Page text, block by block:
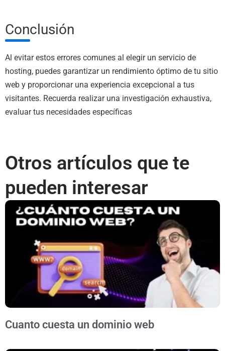
Conclusión
Al evitar estos errores comunes al elegir un servicio de
hosting, puedes garantizar un rendimiento óptimo de tu sitio
web y proporcionar una experiencia excepcional a tus
visitantes. Recuerda realizar una investigación exhaustiva,
evaluar tus necesidades específicas
Otros artículos que te
pueden interesar
Cuanto cuesta un dominio web